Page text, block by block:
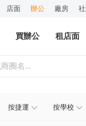
店面 辦公 廠房
買辦公 租店面
按捷運 按學校